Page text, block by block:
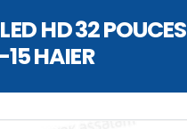
HD 32 POUCES
HAIER